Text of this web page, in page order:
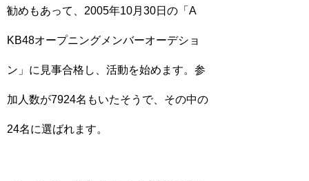
勧めもあって、2005年10月30日の「A
KB48オープニングメンバーオーデショ
ン」に見事合格し、活動を始めます。参
加人数が7924名もいたそうで、その中の
24名に選ばれます。